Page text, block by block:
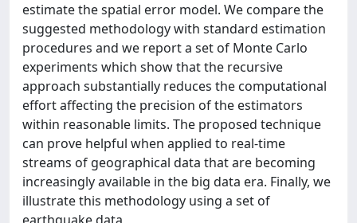
estimate the spatial error model. We compare the
suggested methodology with standard estimation
procedures and we report a set of Monte Carlo
experiments which show that the recursive
approach substantially reduces the computational
effort affecting the precision of the estimators
within reasonable limits. The proposed technique
can prove helpful when applied to real-time
streams of geographical data that are becoming
increasingly available in the big data era. Finally, we
illustrate this methodology using a set of